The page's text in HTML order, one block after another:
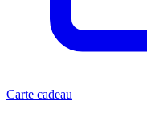
Carte cadeau